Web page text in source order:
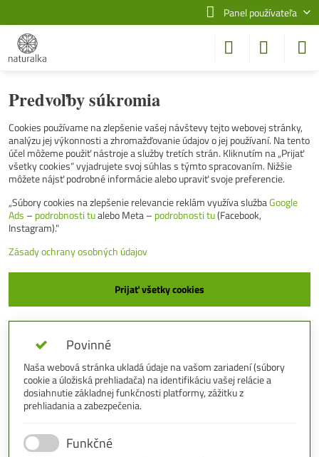
Panel používateľa
Predvoľby súkromia
Cookies používame na zlepšenie vašej návštevy tejto webovej stránky,
analýzu jej výkonnosti a zhromažďovanie údajov o jej používaní. Na tento
účel môžeme použiť nástroje a služby tretích strán. Kliknutím na „Prijať
všetky cookies“ vyjadrujete svoj súhlas s týmto spracovaním. Nižšie
môžete nájsť podrobné informácie alebo upraviť svoje preferencie.
„Súbory cookies na zlepšenie relevancie reklám využíva službaGoogle
Ads – podrobnosti tualebo Meta – podrobnosti tu(Facebook,
Instagram)."
Zásady ochrany osobných údajov
Prijať všetky cookies
Povinné
Naša webová stránka ukladá údaje na vašom zariadení (súbory
cookie a úložiská prehliadača) na identifikáciu vašej relácie a
dosiahnutie základnej funkčnosti platformy, zážitku z
prehliadania a zabezpečenia.
Funkčné